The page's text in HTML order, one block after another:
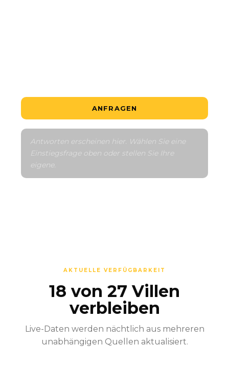
ANFRAGEN
Antworten erscheinen hier. Wählen Sie eine
Einstiegsfrage oben oder stellen Sie Ihre
eigene.
AKTUELLE VERFÜGBARKEIT
18 von 27 Villen
verbleiben
Live-Daten werden nächtlich aus mehreren
unabhängigen Quellen aktualisiert.